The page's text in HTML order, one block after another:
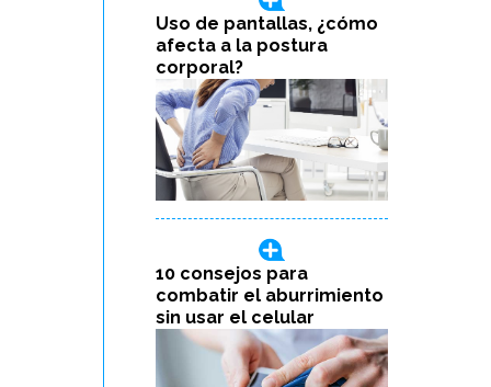
Uso de pantallas, ¿cómo
afecta a la postura
corporal?
10 consejos para
combatir el aburrimiento
sin usar el celular